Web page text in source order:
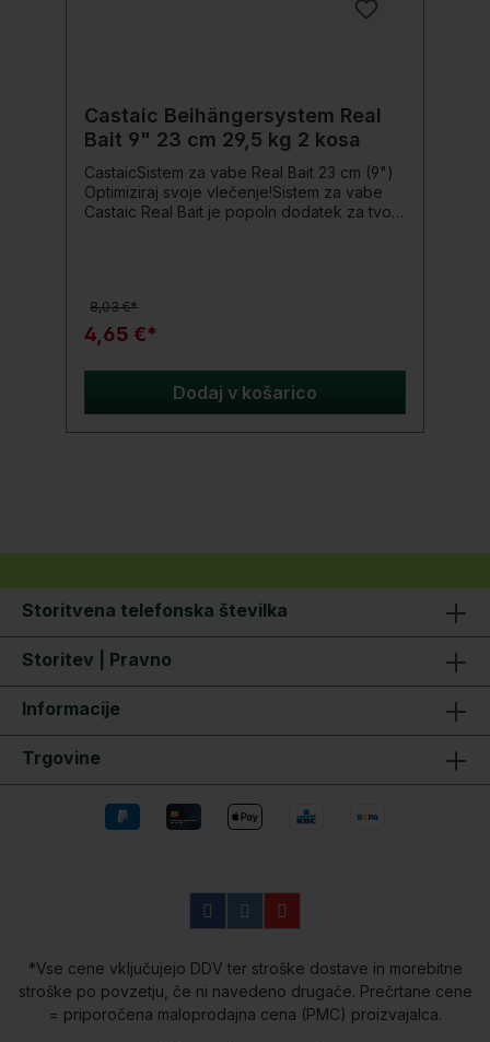
Castaic Beihängersystem Real
Bait 9" 23 cm 29,5 kg 2 kosa
CastaicSistem za vabe Real Bait 23 cm (9")
Optimiziraj svoje vlečenje!Sistem za vabe
Castaic Real Bait je popoln dodatek za tvoje
ščuko.Preizkušen in zanesljiv zagotavlja
občutno manj zgrešenih ugrizov pri
vlečenju.Podrobnosti o izdelku: Primerno za:
vlečenje
8,03 €*
4,65 €*
Dodaj v košarico
Storitvena telefonska številka
Storitev | Pravno
Informacije
Trgovine
*Vse cene vključujejo DDV ter stroške dostave in morebitne
stroške po povzetju, če ni navedeno drugače. Prečrtane cene
= priporočena maloprodajna cena (PMC) proizvajalca.